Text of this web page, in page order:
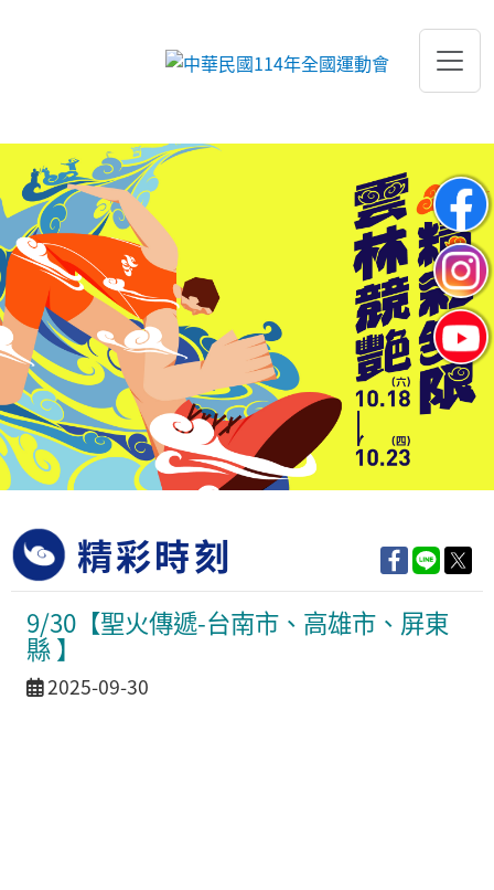
跳到主要內容
精彩時刻
9/30【聖火傳遞-台南市、高雄市、屏東
縣 】
活動日期
2025-09-30